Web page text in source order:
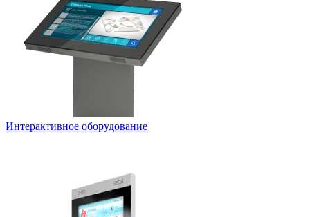
Интерактивное оборудование